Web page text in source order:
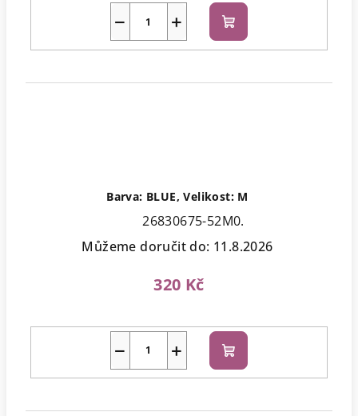
+
− Do
košíku
Barva: BLUE, Velikost: M
26830675-52M0.
Můžeme doručit do: 11.8.2026
320 Kč
+
− Do
košíku